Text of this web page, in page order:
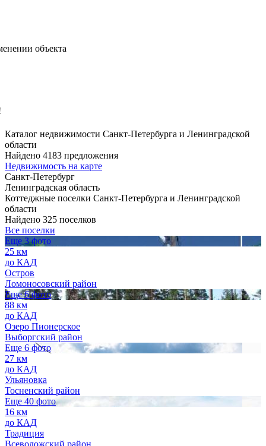
объекта
Каталог недвижимости Санкт-Петербурга и Ленинградской
области
Найдено 4183 предложения
Недвижимость на карте
Санкт-Петербург
Ленинградская область
Коттеджные поселки Санкт-Петербурга и Ленинградской
области
Найдено 325 поселков
Все поселки
Еще 3 фото
25 км
до КАД
Остров
Ломоносовский район
Еще 6 фото
88 км
до КАД
Озеро Пионерское
Выборгский район
Еще 6 фото
27 км
до КАД
Ульяновка
Тосненский район
Еще 40 фото
16 км
до КАД
Традиция
Всеволожский район